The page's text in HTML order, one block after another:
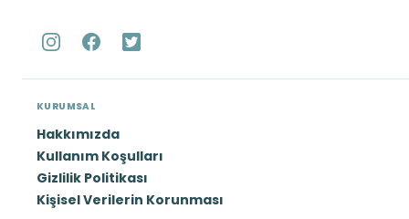
KURUMSAL
Hakkımızda
Kullanım Koşulları
Gizlilik Politikası
Kişisel Verilerin Korunması